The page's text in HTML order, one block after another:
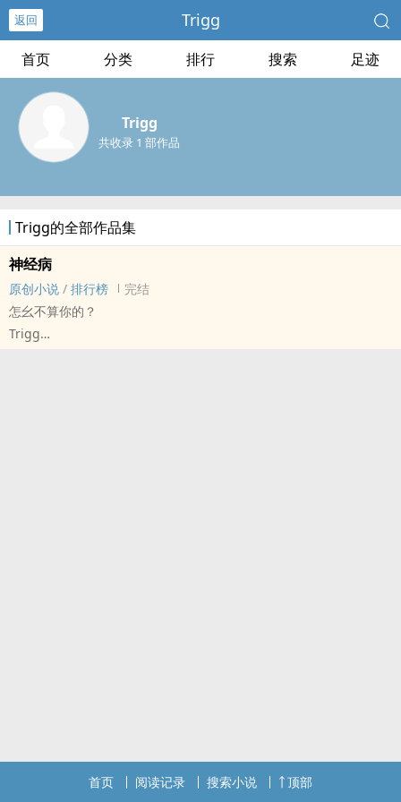
返回 Trigg
首页 分类 排行 搜索 足迹
Trigg
共收录 1 部作品
Trigg的全部作品集
神经病
原创小说 / 排行榜
完结
怎幺不算你的？
Trigg
首页 阅读记录 搜索小说 顶部